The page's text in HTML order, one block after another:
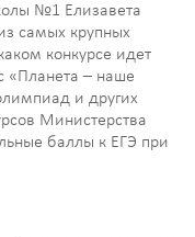
№1 Елизавета
самых крупных
конкурсе идет
«Планета – наше
и других
Министерства
баллы к ЕГЭ при